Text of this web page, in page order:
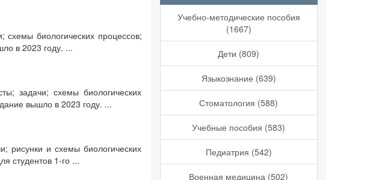
биологических процессов;
в 2023 году. ...
задачи; схемы биологических
вышло в 2023 году. ...
рисунки и схемы биологических
студентов 1-го ...
Учебно-методические пособия
(1667)
Дети (809)
Языкознание (639)
Стоматология (588)
Учебные пособия (583)
Педиатрия (542)
Военная медицина (502)